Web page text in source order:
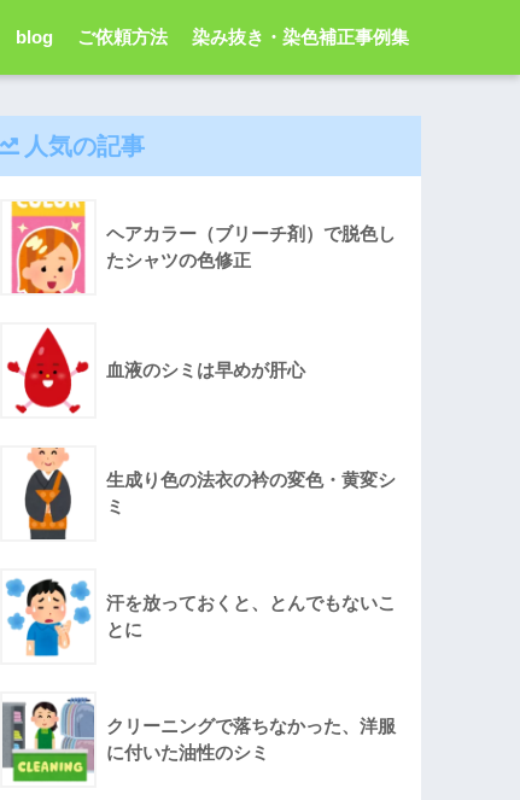
blog ご依頼方法 染み抜き・染色補正事例集
人気の記事
ヘアカラー（ブリーチ剤）で脱色し
たシャツの色修正
血液のシミは早めが肝心
生成り色の法衣の衿の変色・黄変シ
ミ
汗を放っておくと、とんでもないこ
とに
クリーニングで落ちなかった、洋服
に付いた油性のシミ